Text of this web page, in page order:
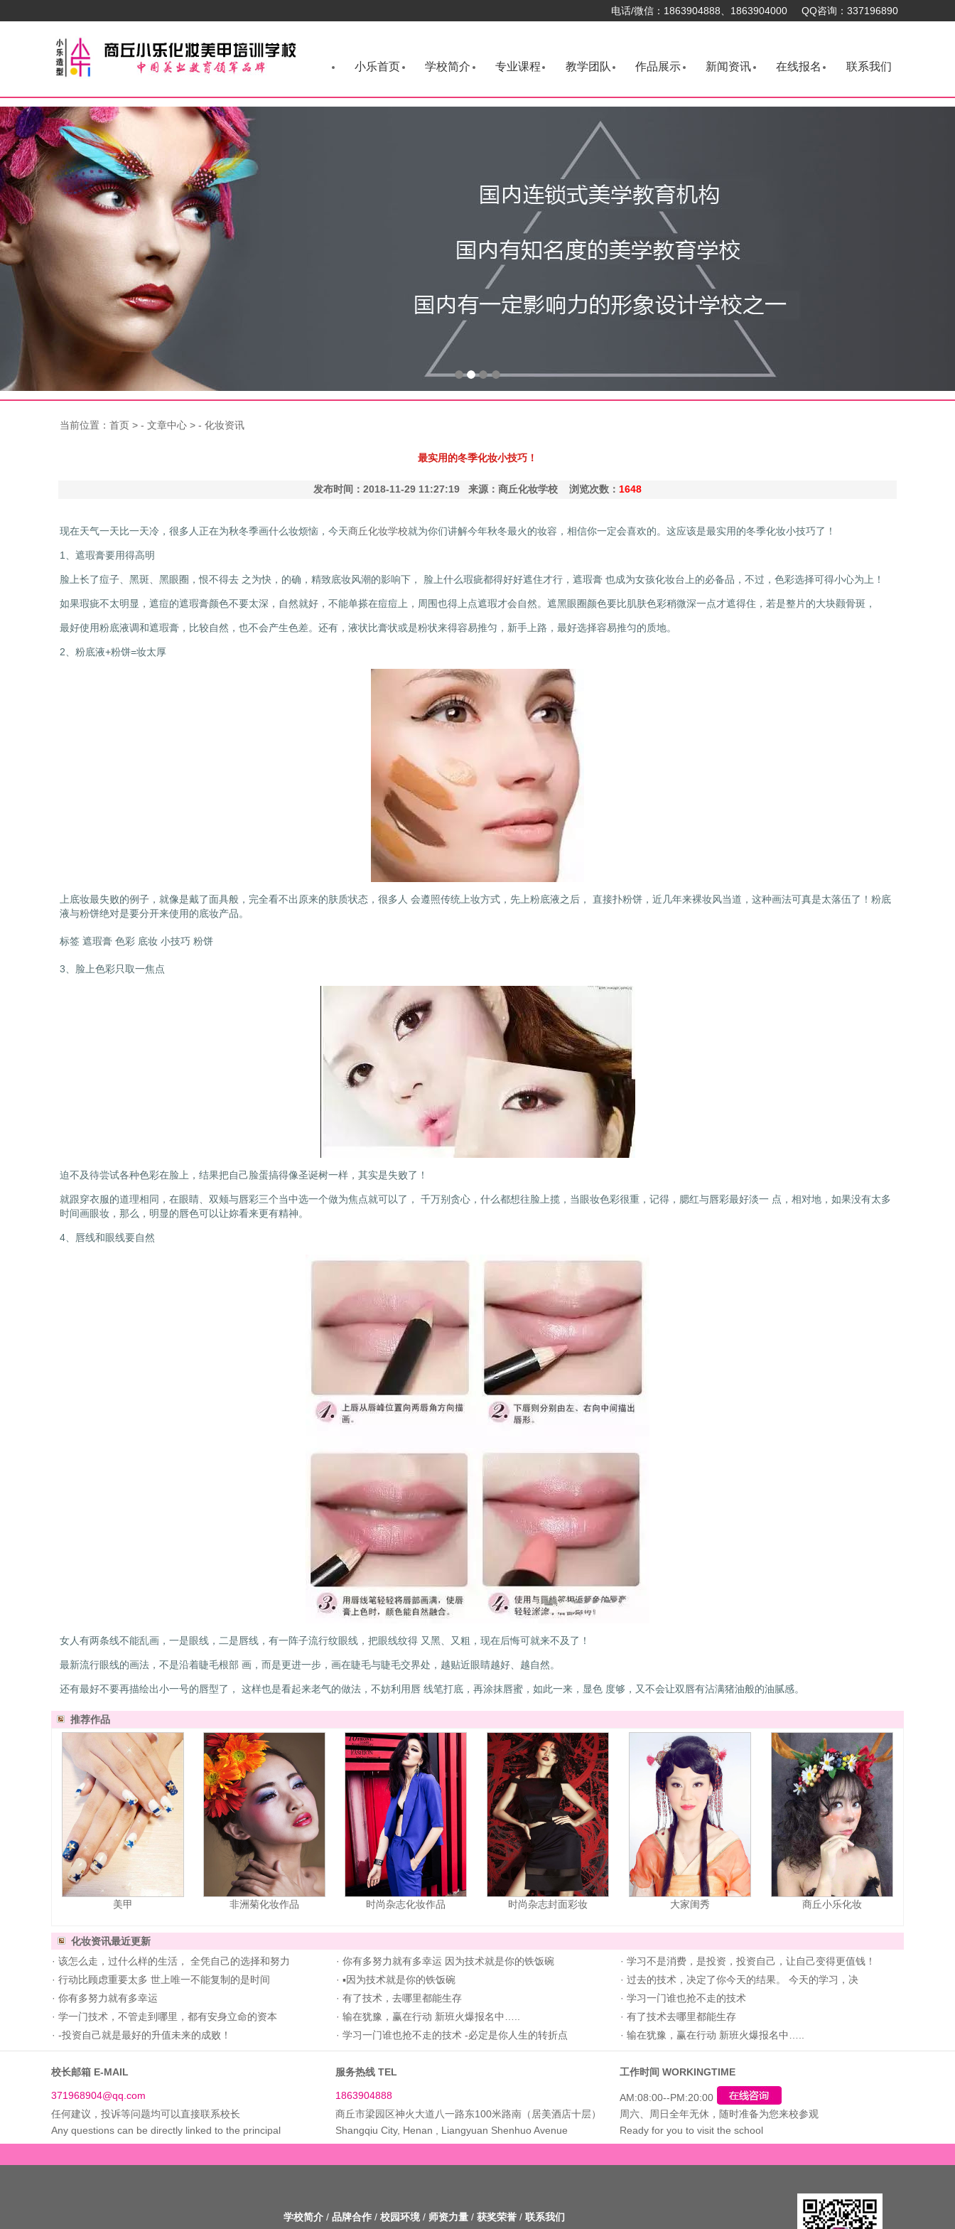
电话/微信：1863904888、1863904000 QQ咨询：337196890
小乐首页 学校简介 专业课程 教学团队 作品展示 新闻资讯 在线报名 联系我们
当前位置： 首页 > - 文章中心 > - 化妆资讯
最实用的冬季化妆小技巧！
发布时间：2018-11-29 11:27:19 来源：商丘化妆学校 浏览次数： 1648
现在天气一天比一天冷，很多人正在为秋冬季画什么妆烦恼，今天商丘化妆学校就为你们讲解今年秋冬最火的妆容，相信你一定会喜欢的。这应该是最实用的冬季化妆小技巧了！
1、遮瑕膏要用得高明
脸上长了痘子、黑斑、黑眼圈，恨不得去 之为快，的确，精致底妆风潮的影响下， 脸上什么瑕疵都得好好遮住才行，遮瑕膏 也成为女孩化妆台上的必备品，不过，色彩选择可得小心为上！
如果瑕疵不太明显，遮痘的遮瑕膏颜色不要太深，自然就好，不能单搽在痘痘上，周围也得上点遮瑕才会自然。遮黑眼圈颜色要比肌肤色彩稍微深一点才遮得住，若是整片的大块颧骨斑，
最好使用粉底液调和遮瑕膏，比较自然，也不会产生色差。还有，液状比膏状或是粉状来得容易推匀，新手上路，最好选择容易推匀的质地。
2、粉底液+粉饼=妆太厚
上底妆最失败的例子，就像是戴了面具般，完全看不出原来的肤质状态，很多人 会遵照传统上妆方式，先上粉底液之后， 直接扑粉饼，近几年来裸妆风当道，这种画法可真是太落伍了！粉底
液与粉饼绝对是要分开来使用的底妆产品。
标签 遮瑕膏 色彩 底妆 小技巧 粉饼
3、脸上色彩只取一焦点
迫不及待尝试各种色彩在脸上，结果把自己脸蛋搞得像圣诞树一样，其实是失败了！
就跟穿衣服的道理相同，在眼睛、双颊与唇彩三个当中选一个做为焦点就可以了， 千万别贪心，什么都想往脸上揽，当眼妆色彩很重，记得，腮红与唇彩最好淡一 点，相对地，如果没有太多
时间画眼妆，那么，明显的唇色可以让妳看来更有精神。
4、唇线和眼线要自然
女人有两条线不能乱画，一是眼线，二是唇线，有一阵子流行纹眼线，把眼线纹得 又黑、又粗，现在后悔可就来不及了！
最新流行眼线的画法，不是沿着睫毛根部 画，而是更进一步，画在睫毛与睫毛交界处，越贴近眼睛越好、越自然。
还有最好不要再描绘出小一号的唇型了， 这样也是看起来老气的做法，不妨利用唇 线笔打底，再涂抹唇蜜，如此一来，显色 度够，又不会让双唇有沾满猪油般的油腻感。
推荐作品
美甲 非洲菊化妆作品 时尚杂志化妆作品 时尚杂志封面彩妆 大家闺秀 商丘小乐化妆
化妆资讯最近更新
· 该怎么走，过什么样的生活， 全凭自己的选择和努力 · 你有多努力就有多幸运 因为技术就是你的铁饭碗 · 学习不是消费，是投资，投资自己，让自己变得更值钱！
· 行动比顾虑重要太多 世上唯一不能复制的是时间 · ▪因为技术就是你的铁饭碗 · 过去的技术，决定了你今天的结果。 今天的学习，决
· 你有多努力就有多幸运 · 有了技术，去哪里都能生存 · 学习一门谁也抢不走的技术
· 学一门技术，不管走到哪里，都有安身立命的资本 · 输在犹豫，赢在行动 新班火爆报名中….. · 有了技术去哪里都能生存
· -投资自己就是最好的升值未来的成败！ · 学习一门谁也抢不走的技术 -必定是你人生的转折点 · 输在犹豫，赢在行动 新班火爆报名中…..
校长邮箱 E-MAIL 服务热线 TEL 工作时间 WORKINGTIME
371968904@qq.com 1863904888
AM:08:00--PM:20:00
任何建议，投诉等问题均可以直接联系校长
商丘市梁园区神火大道八一路东100米路南（居美酒店十层）
周六、周日全年无休，随时准备为您来校参观
Any questions can be directly linked to the principal
Shangqiu City, Henan , Liangyuan Shenhuo Avenue Ready for you to visit the school
学校简介 / 品牌合作 / 校园环境 / 师资力量 / 获奖荣誉 / 联系我们